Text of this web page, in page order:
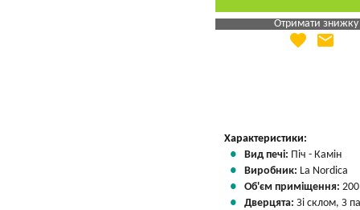
Отримати знижку
Яка Ваша ціна
favorite email
Характеристики:
Вид печі: Піч - Камін
Виробник: La Nordica
Об'єм приміщення:
Дверцята: Зі склом, З